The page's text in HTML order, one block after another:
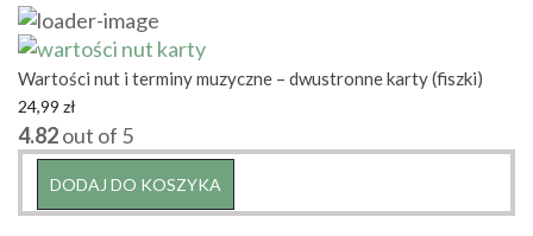
Wartości nut i terminy muzyczne – dwustronne karty (fiszki)
24,99 zł
4.82out of 5
DODAJ DO KOSZYKA